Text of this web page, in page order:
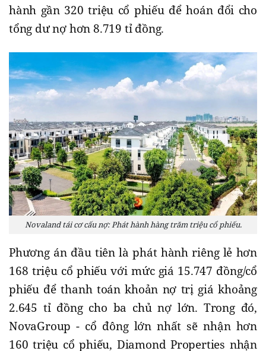
hành gần 320 triệu cổ phiếu để hoán đổi cho
tổng dư nợ hơn 8.719 tỉ đồng.
Novaland tái cơ cấu nợ: Phát hành hàng trăm triệu cổ phiếu.
Phương án đầu tiên là phát hành riêng lẻ hơn
168 triệu cổ phiếu với mức giá 15.747 đồng/cổ
phiếu để thanh toán khoản nợ trị giá khoảng
2.645 tỉ đồng cho ba chủ nợ lớn. Trong đó,
NovaGroup - cổ đông lớn nhất sẽ nhận hơn
160 triệu cổ phiếu, Diamond Properties nhận